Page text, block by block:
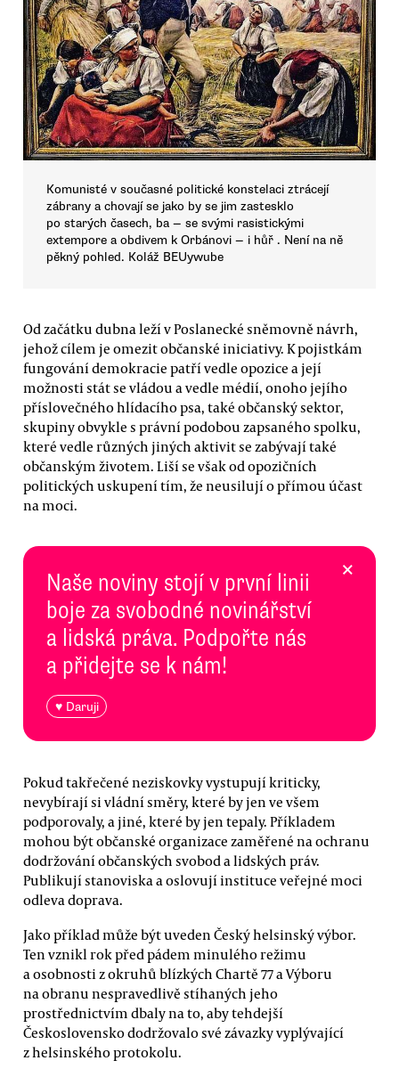
Komunisté v současné politické konstelaci ztrácejí
zábrany a chovají se jako by se jim zastesklo
po starých časech, ba — se svými rasistickými
extempore a obdivem k Orbánovi — i hůř . Není na ně
pěkný pohled. Koláž BEUywube
Od začátku dubna leží v Poslanecké sněmovně návrh,
jehož cílem je omezit občanské iniciativy. K pojistkám
fungování demokracie patří vedle opozice a její
možnosti stát se vládou a vedle médií, onoho jejího
příslovečného hlídacího psa, také občanský sektor,
skupiny obvykle s právní podobou zapsaného spolku,
které vedle různých jiných aktivit se zabývají také
občanským životem. Liší se však od opozičních
politických uskupení tím, že neusilují o přímou účast
na moci.
Naše noviny stojí v první linii
boje za svobodné novinářství
a lidská práva. Podpořte nás
a přidejte se k nám!
♥ Daruji
×
Pokud takřečené neziskovky vystupují kriticky,
nevybírají si vládní směry, které by jen ve všem
podporovaly, a jiné, které by jen tepaly. Příkladem
mohou být občanské organizace zaměřené na ochranu
dodržování občanských svobod a lidských práv.
Publikují stanoviska a oslovují instituce veřejné moci
odleva doprava.
Jako příklad může být uveden Český helsinský výbor.
Ten vznikl rok před pádem minulého režimu
a osobnosti z okruhů blízkých Chartě 77 a Výboru
na obranu nespravedlivě stíhaných jeho
prostřednictvím dbaly na to, aby tehdejší
Československo dodržovalo své závazky vyplývající
z helsinského protokolu.